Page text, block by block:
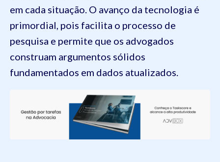
em cada situação. O avanço da tecnologia é
primordial, pois facilita o processo de
pesquisa e permite que os advogados
construam argumentos sólidos
fundamentados em dados atualizados.